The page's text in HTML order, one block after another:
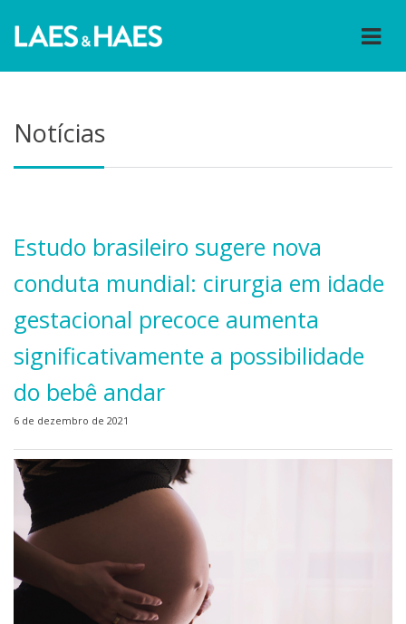
Notícias
Estudo brasileiro sugere nova
conduta mundial: cirurgia em idade
gestacional precoce aumenta
significativamente a possibilidade
do bebê andar
6 de dezembro de 2021